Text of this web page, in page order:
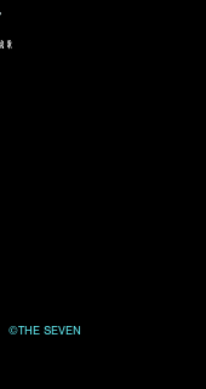
SEVEN